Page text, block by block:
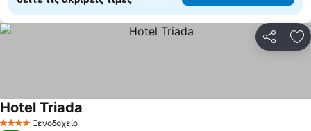
4 ΑστέριαΞενοδοχείο
Hotel Triada